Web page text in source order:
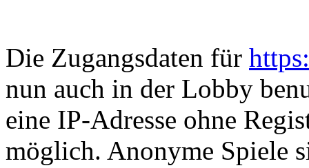
Die Zugangsdaten für
nun auch in der Lobby
eine IP-Adresse ohne
möglich. Anonyme Spiele